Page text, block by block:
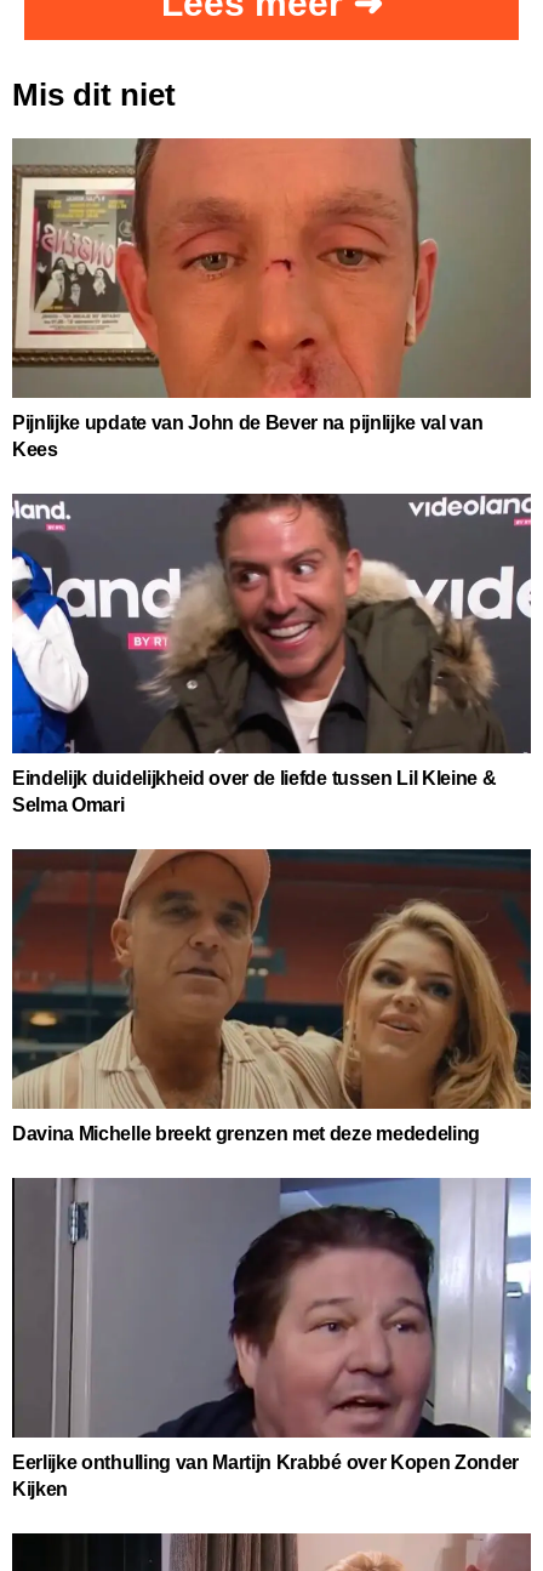
Mis dit niet
Pijnlijke update van John de Bever na pijnlijke val van
Kees
Eindelijk duidelijkheid over de liefde tussen Lil Kleine &
Selma Omari
Davina Michelle breekt grenzen met deze mededeling
Eerlijke onthulling van Martijn Krabbé over Kopen Zonder
Kijken